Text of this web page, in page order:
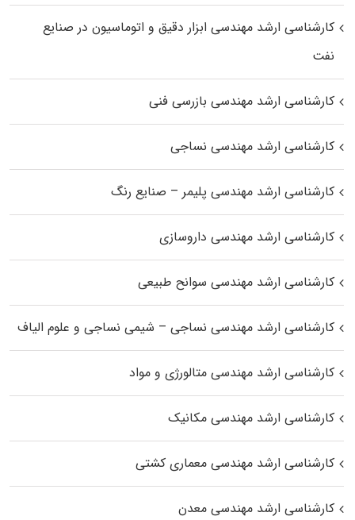
کارشناسی ارشد مهندسی ابزار دقیق و اتوماسیون در صنایع
نفت
کارشناسی ارشد مهندسی بازرسی فنی
کارشناسی ارشد مهندسی نساجی
کارشناسی ارشد مهندسی پلیمر – صنایع رنگ
کارشناسی ارشد مهندسی داروسازی
کارشناسی ارشد مهندسی سوانح طبیعی
کارشناسی ارشد مهندسی نساجی – شیمی نساجی و علوم الیاف
کارشناسی ارشد مهندسی متالورژی و مواد
کارشناسی ارشد مهندسی مکانیک
کارشناسی ارشد مهندسی معماری کشتی
کارشناسی ارشد مهندسی معدن